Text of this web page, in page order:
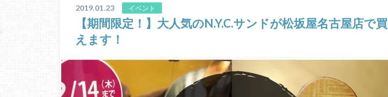
2019.01.23 イベント
【期間限定！】大人気のN.Y.C.サンドが松坂屋名古屋店で買
えます！